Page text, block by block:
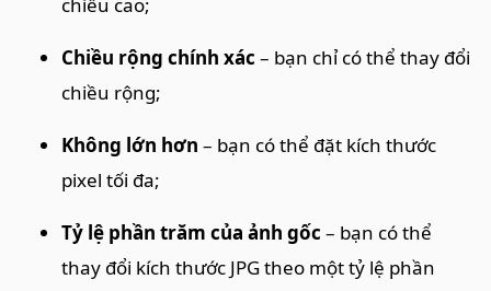
Chiều rộng chính xác – bạn chỉ có thể thay đổi
chiều rộng;
Không lớn hơn – bạn có thể đặt kích thước
pixel tối đa;
Tỷ lệ phần trăm của ảnh gốc – bạn có thể
thay đổi kích thước JPG theo một tỷ lệ phần